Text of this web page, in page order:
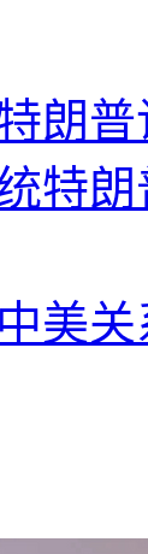
特朗
统特
中美